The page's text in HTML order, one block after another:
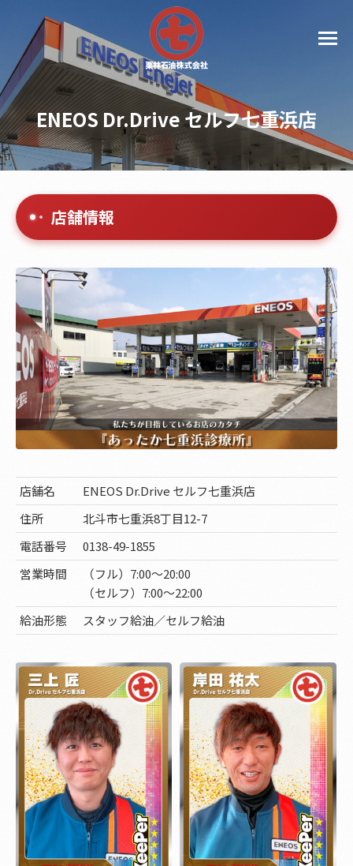
ENEOS Dr.Drive セルフ七重浜店
店舗情報
店舗名
ENEOS Dr.Drive セルフ七重浜店
住所
北斗市七重浜8丁目12-7
電話番号
0138-49-1855
営業時間
（フル）7:00～20:00
（セルフ）7:00～22:00
給油形態
スタッフ給油／セルフ給油